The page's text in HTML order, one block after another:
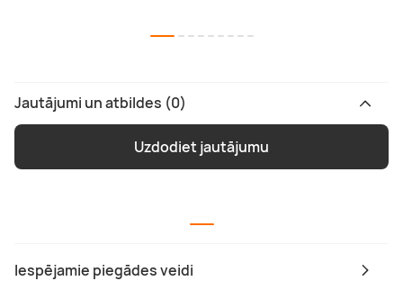
Iespējamie piegādes veidi
Jautājumi un atbildes (0)
Uzdodiet jautājumu